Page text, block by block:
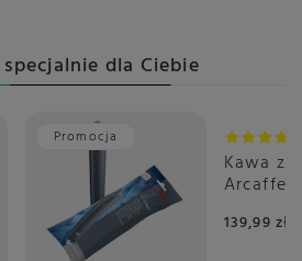
dla Ciebie
Promocja
Kawa
Arcaffe
139,99 zł